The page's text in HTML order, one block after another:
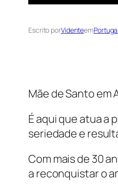
Escrito porVidenteemPortugal
Mãe de Santo em
É aqui que atua a
seriedade e
Com mais de 30
a reconquistar o